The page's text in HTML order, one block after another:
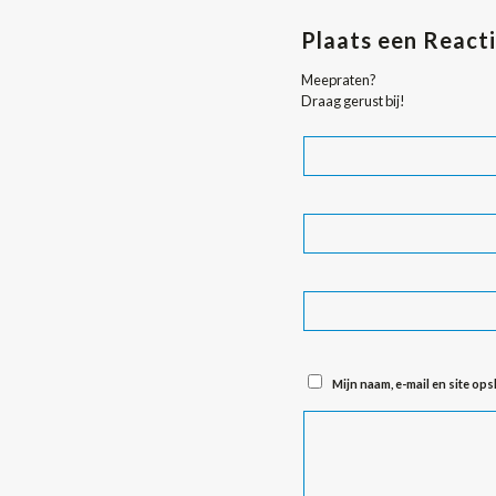
Plaats een
Meepraten?
Draag gerust bij!
Mijn naam, e-mail en site